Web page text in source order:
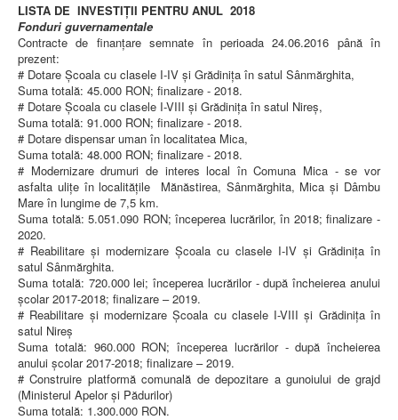
LISTA DE INVESTIȚII PENTRU ANUL 2018
Fonduri guvernamentale
Contracte de finanțare semnate în perioada 24.06.2016 până în
prezent:
# Dotare Școala cu clasele I-IV și Grădinița în satul Sânmărghita,
Suma totală: 45.000 RON; finalizare - 2018.
# Dotare Școala cu clasele I-VIII și Grădinița în satul Nireș,
Suma totală: 91.000 RON; finalizare - 2018.
# Dotare dispensar uman în localitatea Mica,
Suma totală: 48.000 RON; finalizare - 2018.
# Modernizare drumuri de interes local în Comuna Mica - se vor
asfalta ulițe în localitățile Mănăstirea, Sânmărghita, Mica și Dâmbu
Mare în lungime de 7,5 km.
Suma totală: 5.051.090 RON; începerea lucrărilor, în 2018; finalizare -
2020.
# Reabilitare și modernizare Școala cu clasele I-IV și Grădinița în
satul Sânmărghita.
Suma totală: 720.000 lei; începerea lucrărilor - după încheierea anului
școlar 2017-2018; finalizare – 2019.
# Reabilitare și modernizare Școala cu clasele I-VIII și Grădinița în
satul Nireș
Suma totală: 960.000 RON; începerea lucrărilor - după încheierea
anului școlar 2017-2018; finalizare – 2019.
# Construire platformă comunală de depozitare a gunoiului de grajd
(Ministerul Apelor și Pădurilor)
Suma totală: 1.300.000 RON.